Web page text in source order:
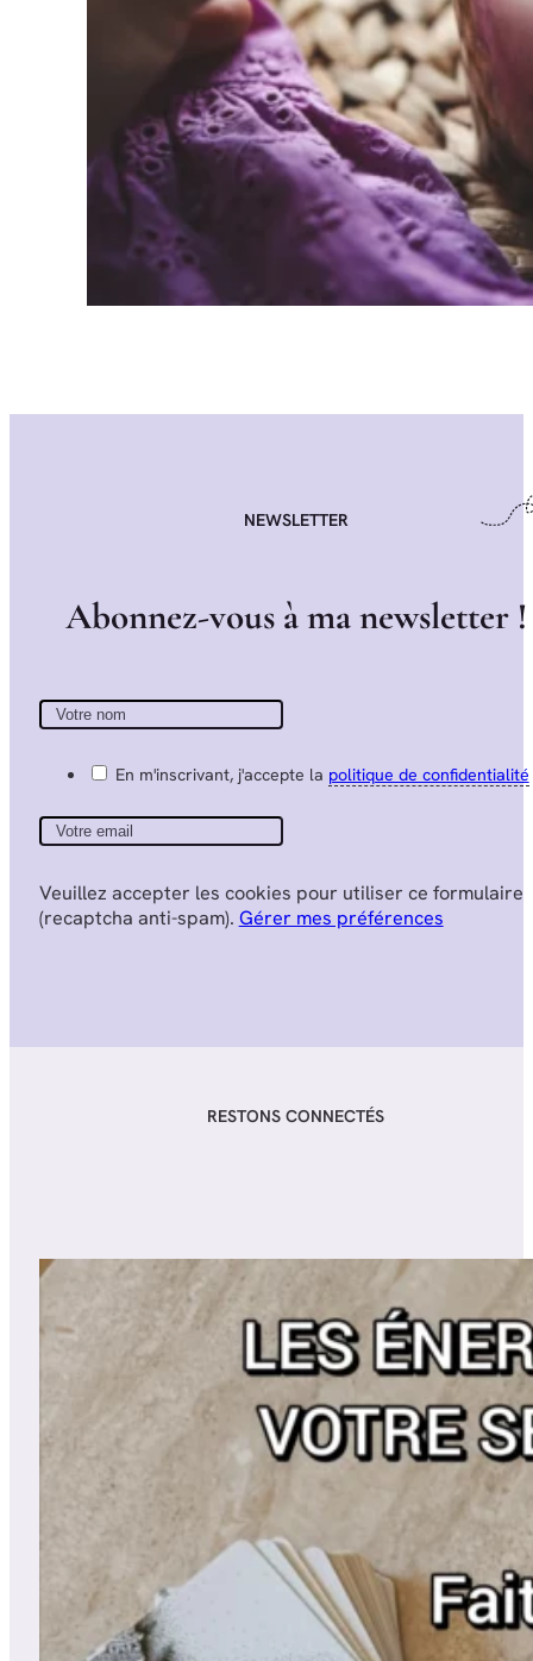
NEWSLETTER
Abonnez-vous àmanewsletter !
En m'inscrivant, j'accepte la politique de confidentialité
Veuillez accepter les cookies pour utiliser ce formulaire
(recaptcha anti-spam). Gérer mes préférences
RESTONS CONNECTÉS